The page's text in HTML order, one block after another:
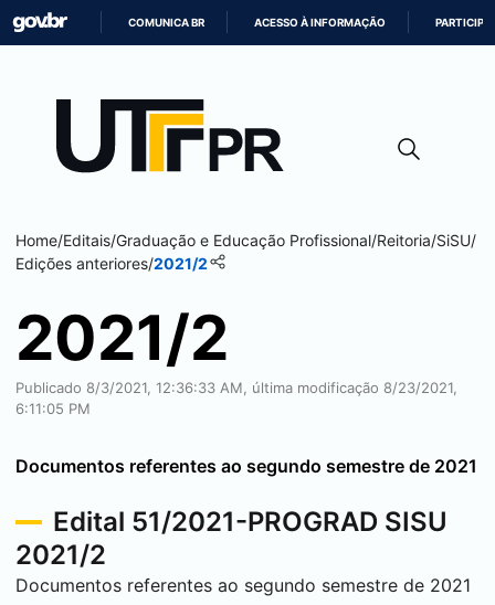
CONTEÚDO
COMUNICA BR ACESSO À INFORMAÇÃO PARTICIPE
Home/Editais/Graduação e Educação Profissional/Reitoria/SiSU/
Edições anteriores/2021/2
2021/2
Publicado 8/3/2021, 12:36:33 AM, última modificação 8/23/2021,
6:11:05 PM
Documentos referentes ao segundo semestre de 2021
Edital 51/2021-PROGRAD SISU
2021/2
Documentos referentes ao segundo semestre de 2021